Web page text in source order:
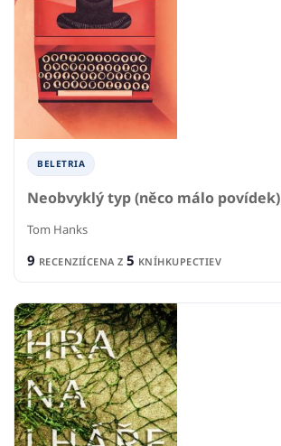
BELETRIA
Neobvyklý typ (něco málo povídek)
Tom Hanks
9 RECENZIÍCENA Z 5 KNÍHKUPECTIEV